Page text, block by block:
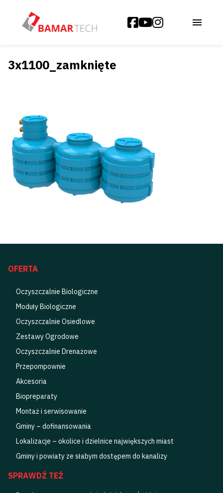
3x1100_zamknięte
OFERTA
Oczyszczalnie Biologiczne
Moduły Biologiczne
Oczyszczalnie Osiedlowe
Zestawy Ogrodowe
Oczyszczalnie Drenażowe
Przepompownie
Akcesoria
Biopreparaty
Montaż i serwisowanie
Gminy – dofinansowania
Lokalizacje – okolice i dzielnice największych miast
Gminy i powiaty ze słabym dostępem do kanalizy
SPRAWDŹ TEŻ